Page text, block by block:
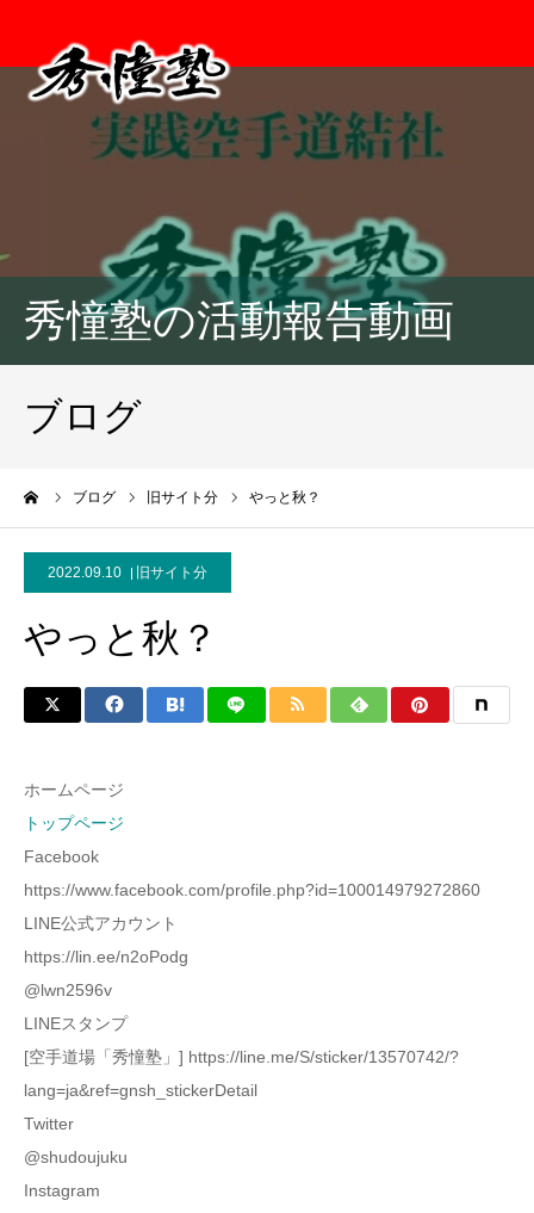
秀憧塾の活動報告動画
ブログ
ブログ 旧サイト分 やっと秋？
2022.09.10 旧サイト分
やっと秋？
ホームページ
トップページ
Facebook
https://www.facebook.com/profile.php?id=100014979272860
LINE公式アカウント
https://lin.ee/n2oPodg
@lwn2596v
LINEスタンプ
[空手道場「秀憧塾」] https://line.me/S/sticker/13570742/?
lang=ja&ref=gnsh_stickerDetail
Twitter
@shudoujuku
Instagram